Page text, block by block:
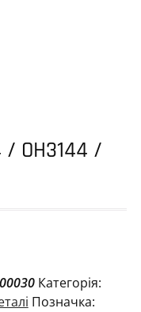
OH3144 /
Категорія:
Позначка: